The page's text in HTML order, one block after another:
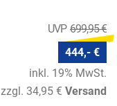
699,95 €
444,- €
inkl. 19% MwSt.
zzgl. 34,95 € Versand